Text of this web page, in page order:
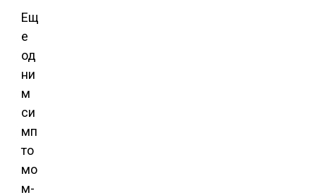
Ещ
е
од
ни
м
си
мп
то
мо
м-